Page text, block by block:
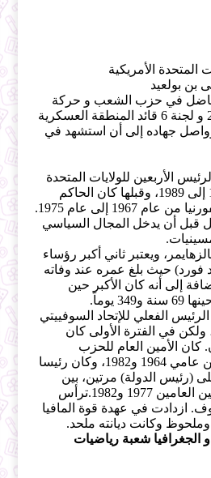
المتحدة الأمريكية
بولعيد
في حزب الشعب و حركة
الانتصار و عضو لجنة 22 و لجنة 6 قائد المنطقة العسكرية
جهاده إلى أن استشهد في
الرئيس الأربعين للولايات المتحدة
الأمريكية من عام 1981 إلى 1989، وقبلها كان الحاكم
رقم 33 على ولاية كاليفورنيا من عام 1967 إلى عام 1975.
قبل أن يدخل المجال السياسي
ويعتبر ثاني أكبر رؤساء
فورد) حيث بلغ عمره عند وفاته
بالإضافة إلى أنه كان الأكبر حين
يوماً.
الفعلي للإتحاد السوفييتي
عامي 1964 و1982، ولكن في الفترة الأولى كان
الأمين العام للحزب
الشيوعي السوفييتي بين عامي 1964 و1982، وكان رئيسا
(رئيس الدولة) مرتين، بين
العامين 1960 و1964 وبين العامين 1977 و1982.ترأس
ازدادت في عهدة قوة المافيا
وكانت ديانته ملحد.
الجغرافيا شعبة رياضيات